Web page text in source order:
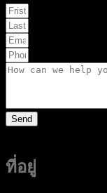
Send
ที่อยู่